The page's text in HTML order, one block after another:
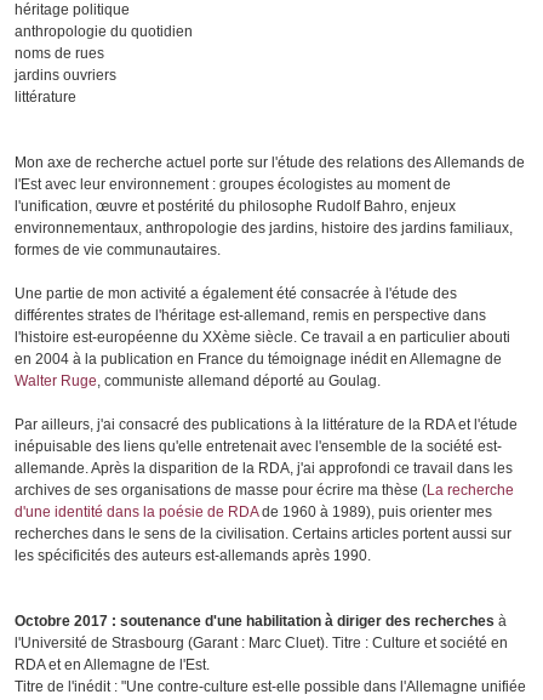
héritage politique
anthropologie du quotidien
noms de rues
jardins ouvriers
littérature
Mon axe de recherche actuel porte sur l'étude des relations des Allemands de
l'Est avec leur environnement : groupes écologistes au moment de
l'unification, œuvre et postérité du philosophe Rudolf Bahro, enjeux
environnementaux, anthropologie des jardins, histoire des jardins familiaux,
formes de vie communautaires.
Une partie de mon activité a également été consacrée à l'étude des
différentes strates de l'héritage est-allemand, remis en perspective dans
l'histoire est-européenne du XXème siècle. Ce travail a en particulier abouti
en 2004 à la publication en France du témoignage inédit en Allemagne de
Walter Ruge, communiste allemand déporté au Goulag.
Par ailleurs, j'ai consacré des publications à la littérature de la RDA et l'étude
inépuisable des liens qu'elle entretenait avec l'ensemble de la société est-
allemande. Après la disparition de la RDA, j'ai approfondi ce travail dans les
archives de ses organisations de masse pour écrire ma thèse (La recherche
d'une identité dans la poésie de RDAde 1960 à 1989), puis orienter mes
recherches dans le sens de la civilisation. Certains articles portent aussi sur
les spécificités des auteurs est-allemands après 1990.
Octobre 2017 : soutenance d'une habilitation à diriger des recherches à
l'Université de Strasbourg (Garant : Marc Cluet). Titre : Culture et société en
RDA et en Allemagne de l'Est.
Titre de l'inédit : "Une contre-culture est-elle possible dans l'Allemagne unifiée